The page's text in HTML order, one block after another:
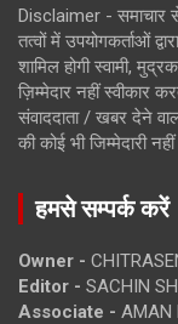
Disclaimer - समाचार
तत्वों में उपयोगकर्ताओं
शामिल होगी स्वामी,
ज़िम्मेदार नहीं स्वीकार
संवाददाता / खबर देने
की कोई भी जिम्मेदारी नहीं
हमसे सम्पर्क करें
Owner -
Editor - SACHIN
Associate - AMAN